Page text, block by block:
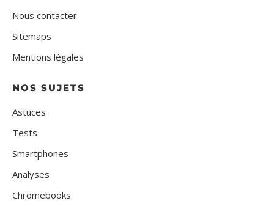
Nous contacter
Sitemaps
Mentions légales
NOS SUJETS
Astuces
Tests
Smartphones
Analyses
Chromebooks